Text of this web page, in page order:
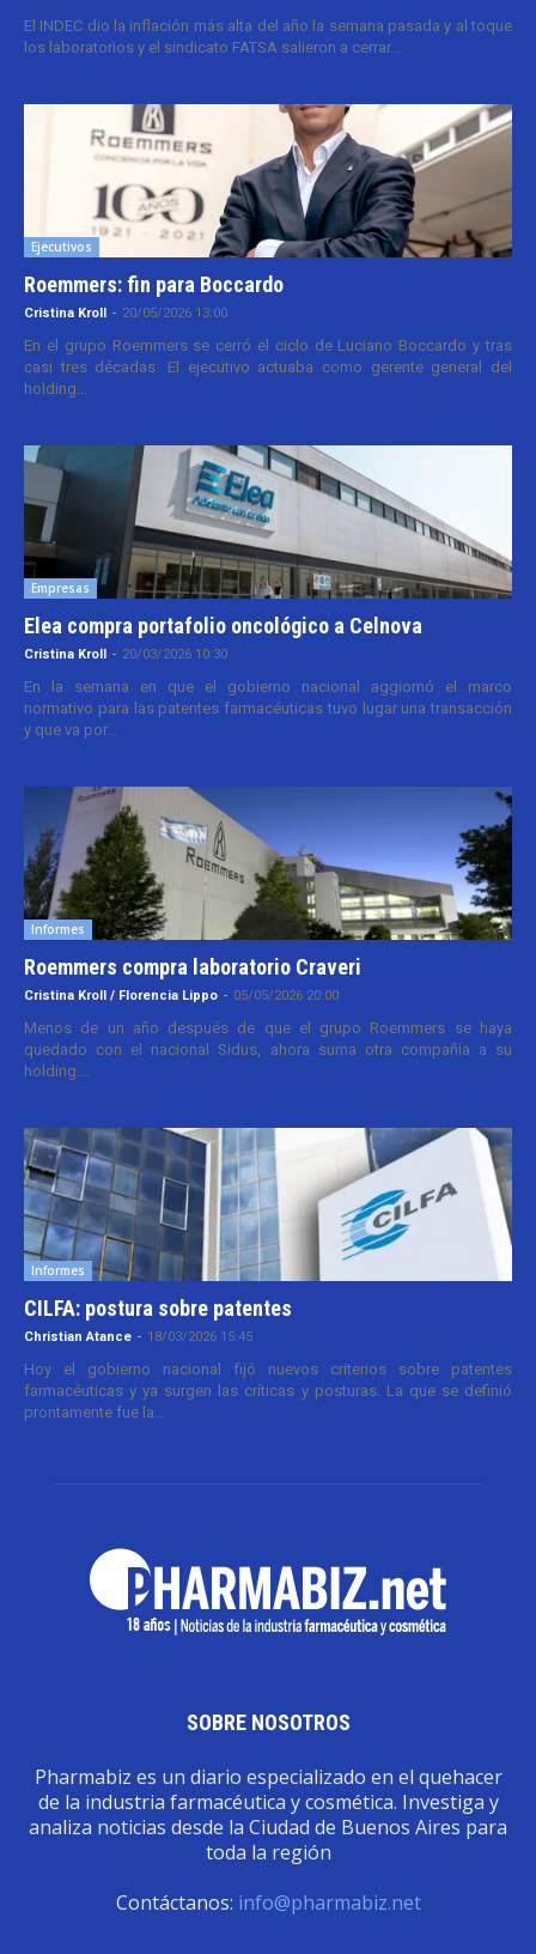
El INDEC dio la inflación más alta del año la semana pasada y al toque
los laboratorios y el sindicato FATSA salieron a cerrar...
Ejecutivos
Roemmers: fin para Boccardo
Cristina Kroll - 20/05/2026 13:00
En el grupo Roemmers se cerró el ciclo de Luciano Boccardo y tras
casi tres décadas. El ejecutivo actuaba como gerente general del
holding...
Empresas
Elea compra portafolio oncológico a Celnova
Cristina Kroll - 20/03/2026 10:30
En la semana en que el gobierno nacional aggiornó el marco
normativo para las patentes farmacéuticas tuvo lugar una transacción
y que va por...
Informes
Roemmers compra laboratorio Craveri
Cristina Kroll / Florencia Lippo - 05/05/2026 20:00
Menos de un año después de que el grupo Roemmers se haya
quedado con el nacional Sidus, ahora suma otra compañía a su
holding....
Informes
CILFA: postura sobre patentes
Christian Atance - 18/03/2026 15:45
Hoy el gobierno nacional fijó nuevos criterios sobre patentes
farmacéuticas y ya surgen las críticas y posturas. La que se definió
prontamente fue la...
SOBRE NOSOTROS
Pharmabiz es un diario especializado en el quehacer
de la industria farmacéutica y cosmética. Investiga y
analiza noticias desde la Ciudad de Buenos Aires para
toda la región
Contáctanos: info@pharmabiz.net